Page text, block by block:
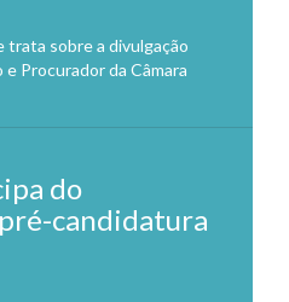
sobre a divulgação
e Procurador da Câmara
do
candidatura